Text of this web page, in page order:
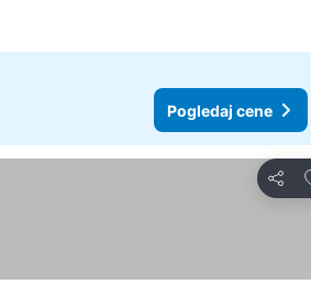
Pogledaj cene
Deli